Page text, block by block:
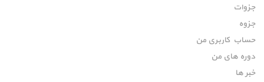
جزوات
جزوه
حساب کاربری من
دوره های من
خبر ها